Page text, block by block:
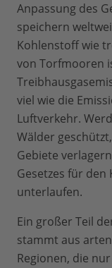
Anpassung des
speichern
Kohlenstoff wie
von Torfmooren
viel wie die
Luftverkehr.
Wälder
Gebiete
Gesetzes für
unterlaufen.
Ein großer Teil
stammt aus
Regionen, die